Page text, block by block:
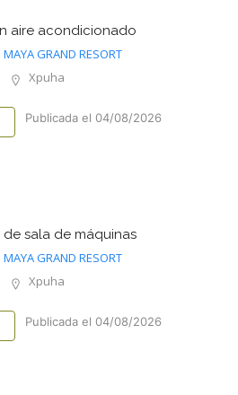
aire acondicionado
MAYA GRAND RESORT
Xpuha
Publicada el 04/08/2026
sala de máquinas
MAYA GRAND RESORT
Xpuha
Publicada el 04/08/2026